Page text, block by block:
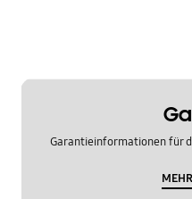
Garantieinformationen für